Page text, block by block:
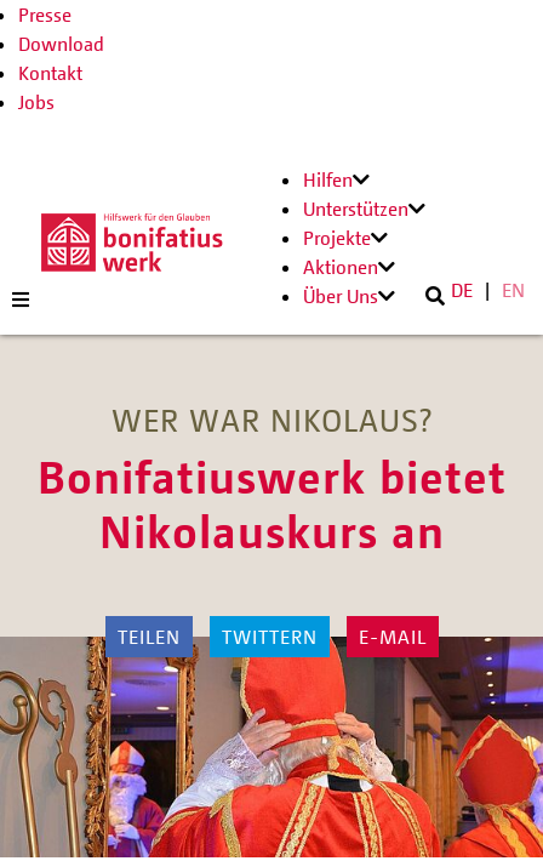
Presse
Download
Kontakt
Jobs
Hilfen
Unterstützen
Projekte
Aktionen
Über Uns
DE EN
WER WAR NIKOLAUS?
Bonifatiuswerk bietet
Nikolauskurs an
TEILEN TWITTERN E-MAIL